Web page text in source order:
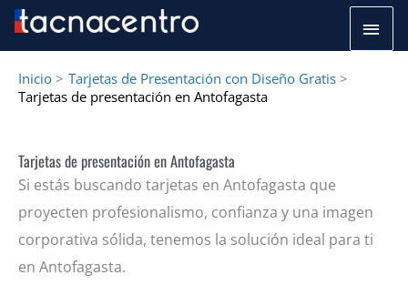
Inicio
Tarjetas de Presentación con Diseño Gratis
Tarjetas de presentación en Antofagasta
Tarjetas de presentación en Antofagasta
Si estás buscando tarjetas en Antofagasta que
proyecten profesionalismo, confianza y una imagen
corporativa sólida, tenemos la solución ideal para ti
en Antofagasta.